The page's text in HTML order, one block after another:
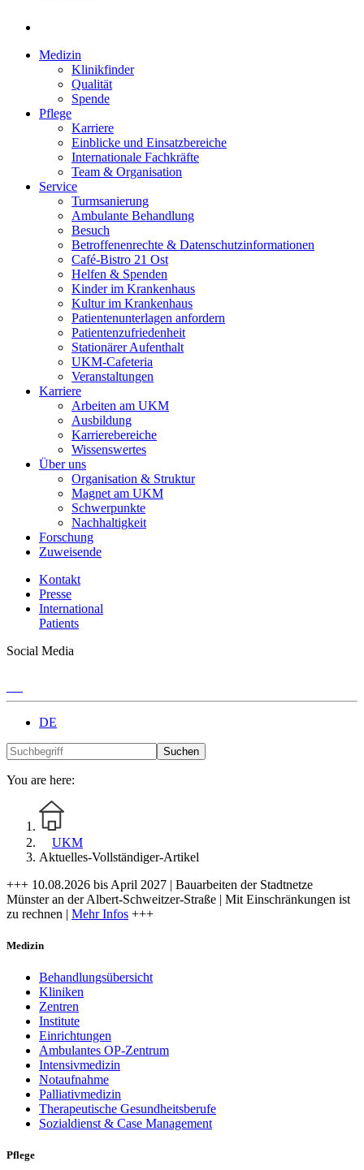
Medizin
Klinikfinder
Qualität
Spende
Pflege
Karriere
Einblicke und Einsatzbereiche
Internationale Fachkräfte
Team & Organisation
Service
Turmsanierung
Ambulante Behandlung
Besuch
Betroffenenrechte & Datenschutzinformationen
Café-Bistro 21 Ost
Helfen & Spenden
Kinder im Krankenhaus
Kultur im Krankenhaus
Patientenunterlagen anfordern
Patientenzufriedenheit
Stationärer Aufenthalt
UKM-Cafeteria
Veranstaltungen
Karriere
Arbeiten am UKM
Ausbildung
Karrierebereiche
Wissenswertes
Über uns
Organisation & Struktur
Magnet am UKM
Schwerpunkte
Nachhaltigkeit
Forschung
Zuweisende
Kontakt
Presse
International
Patients
Social Media
DE
Suchen
You are here:
UKM
Aktuelles-Vollständiger-Artikel
+++ 10.08.2026 bis April 2027 | Bauarbeiten der Stadtnetze
Münster an der Albert-Schweitzer-Straße | Mit Einschränkungen ist
zu rechnen | Mehr Infos +++
Medizin
Behandlungsübersicht
Kliniken
Zentren
Institute
Einrichtungen
Ambulantes OP-Zentrum
Intensivmedizin
Notaufnahme
Palliativmedizin
Therapeutische Gesundheitsberufe
Sozialdienst & Case Management
Pflege